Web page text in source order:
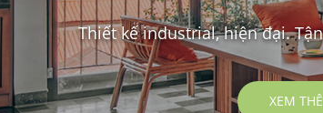
Thiết kế industrial, hiện đại.
XEM